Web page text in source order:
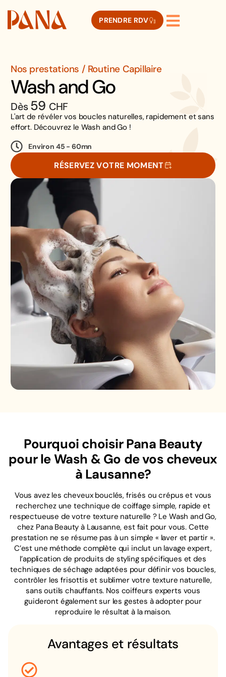
PRENDRE RDV
Nos prestations / Routine Capillaire
Wash and Go
Dès59 CHF
L'art de révéler vos boucles naturelles, rapidement et sans
effort. Découvrez le Wash and Go !
Environ 45 - 60mn
RÉSERVEZ VOTRE MOMENT
Pourquoi choisir Pana Beauty
pour le Wash & Go de vos cheveux
à Lausanne?
Vous avez les cheveux bouclés, frisés ou crépus et vous
recherchez une technique de coiffage simple, rapide et
respectueuse de votre texture naturelle ? Le Wash and Go,
chez Pana Beauty à Lausanne, est fait pour vous. Cette
prestation ne se résume pas à un simple « laver et partir ».
C’est une méthode complète qui inclut un lavage expert,
l’application de produits de styling spécifiques et des
techniques de séchage adaptées pour définir vos boucles,
contrôler les frisottis et sublimer votre texture naturelle,
sans outils chauffants. Nos coiffeurs experts vous
guideront également sur les gestes à adopter pour
reproduire le résultat à la maison.
Avantages et résultats